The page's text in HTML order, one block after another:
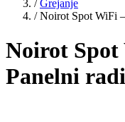
/ Grejanje
/ Noirot Spot WiFi
Noirot Spot
Panelni